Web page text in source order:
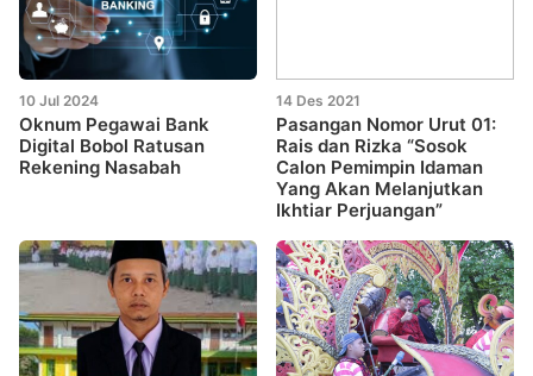
10 Jul 2024
Oknum Pegawai Bank
Digital Bobol Ratusan
Rekening Nasabah
14 Des 2021
Pasangan Nomor Urut 01:
Rais dan Rizka “Sosok
Calon Pemimpin Idaman
Yang Akan Melanjutkan
Ikhtiar Perjuangan”